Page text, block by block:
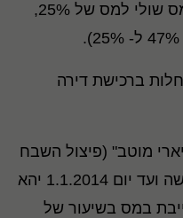
(ההפחתה המוצעת הינה ממס שולי למס של 25%,
.
ברכישת דירה
מוטב" (פיצול השבח
כך שחלק השבח מיום הרכישה ועד יום 1.1.2014 יהא
במס בשיעור של